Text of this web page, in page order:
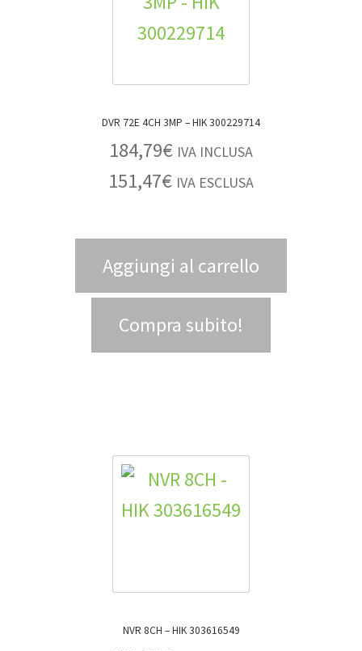
DVR 72E 4CH 3MP – HIK 300229714
184,79€ IVA INCLUSA
151,47€ IVA ESCLUSA
Aggiungi al carrello
Compra subito!
NVR 8CH – HIK 303616549